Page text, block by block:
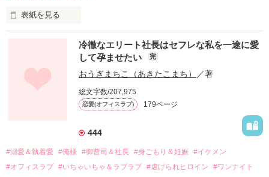
表紙を見る
幼なじみの哲平に淡い恋心を抱いていた美桜。
しかし、ある出来事をきっかけに二人の関係は壊れてしまう。
関係修復もできないまま、美桜は両親の離婚によって
引っ越すことになり、哲平とも離れ離れになった。
それから約十二年後。
過去の傷から、二度と会いたくないと思っていた哲平に
運命のような再会を果たす。
冷徹なエリート社長はセフレな私を一途に愛
して孕ませたい
完
おうぎまちこ（あきたこまち） ／著
総文字数/207,975
恋愛(オフィスラブ) 179ページ
444
#溺愛＆執着愛 #俺様 #御曹司＆社長 #身ごもり＆妊娠 #イケメン
#オフィスラブ #いちゃいちゃ＆ラブラブ #虐げられヒロイン
#ワンナイト